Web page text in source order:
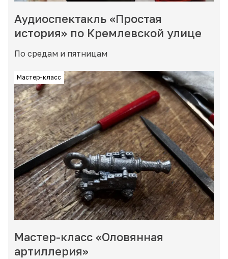
Аудиоспектакль «Простая
история» по Кремлевской улице
По средам и пятницам
Мастер-класс
Мастер-класс «Оловянная
артиллерия»